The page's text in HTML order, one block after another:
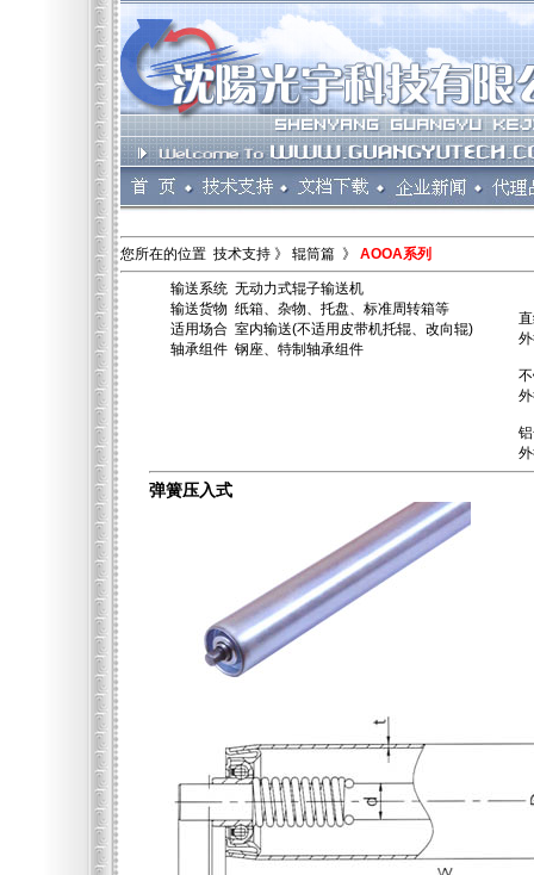
您所在的位置 技术支持 》 辊筒篇 》 AOOA系列
输送系统 无动力式辊子输送机
输送货物 纸箱、杂物、托盘、标准周转箱等
适用场合 室内输送(不适用皮带机托辊、改向辊)
轴承组件 钢座、特制轴承组件
弹簧压入式